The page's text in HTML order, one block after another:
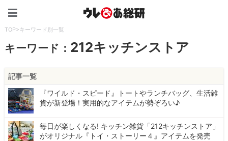
TOP>キーワード別一覧
キーワード： 212キッチンストア
記事一覧
『ワイルド・スピード』トートやランチバッグ、生活雑
貨が新登場！実用的なアイテムが勢ぞろい♪
毎日が楽しくなる! キッチン雑貨「212キッチンストア」
がオリジナル『トイ・ストーリー４』アイテムを発売